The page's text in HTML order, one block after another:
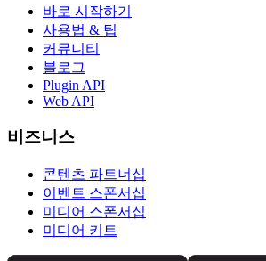
바로 시작하기
사용법 & 팁
커뮤니티
블로그
Plugin API
Web API
비즈니스
콘텐츠 파트너십
이벤트 스폰서십
미디어 스폰서십
미디어 키트